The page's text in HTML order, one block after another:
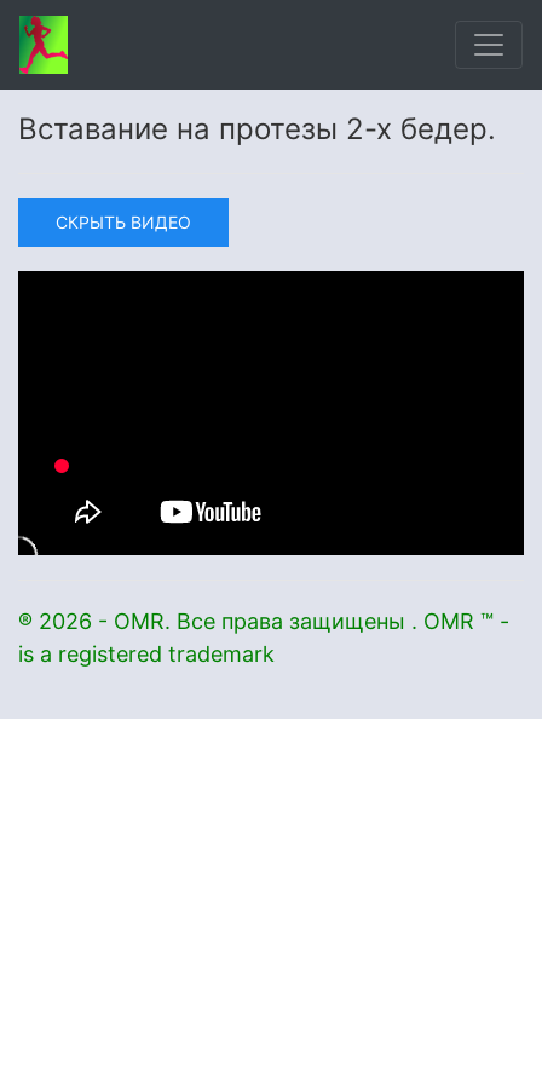
Вставание на протезы 2-х бедер.
СКРЫТЬ ВИДЕО
® 2026 - OMR. Все права защищены . OMR ™ -
is a registered trademark